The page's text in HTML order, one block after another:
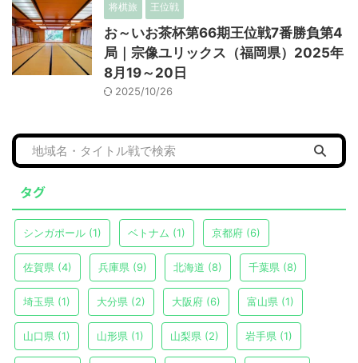
将棋旅 王位戦
お～いお茶杯第66期王位戦7番勝負第4
局｜宗像ユリックス（福岡県）2025年
8月19～20日
2025/10/26
タグ
シンガポール (1) ベトナム (1) 京都府 (6)
佐賀県 (4) 兵庫県 (9) 北海道 (8) 千葉県 (8)
埼玉県 (1) 大分県 (2) 大阪府 (6) 富山県 (1)
山口県 (1) 山形県 (1) 山梨県 (2) 岩手県 (1)